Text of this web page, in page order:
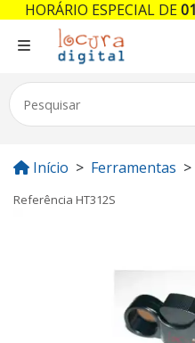
Início Ferramentas
Referência HT312S
HORÁRIO ESPECIAL DE